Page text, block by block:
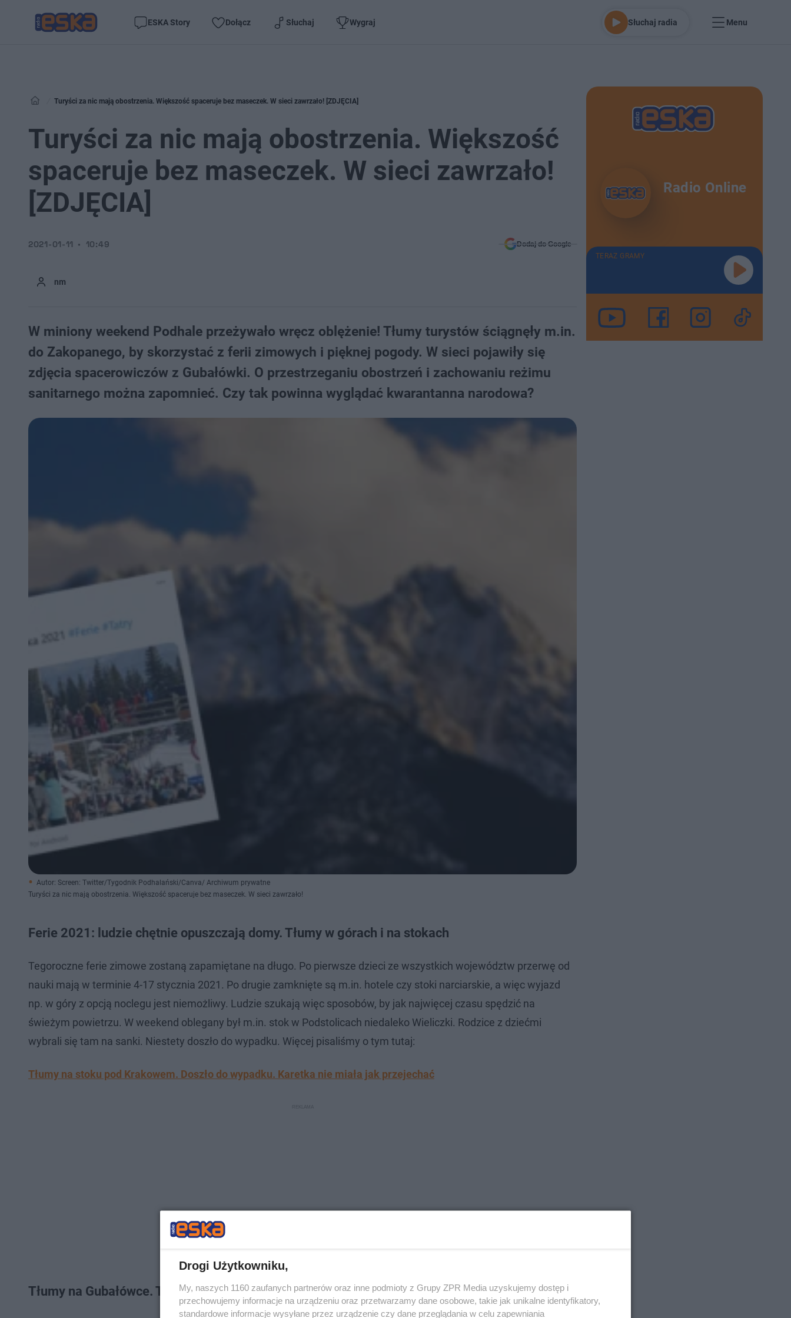
ESKA Story Dołącz Słuchaj Wygraj Słuchaj radia Menu
Turyści za nic mają obostrzenia. Większość spaceruje bez maseczek. W sieci zawrzało! [ZDJĘCIA]
Turyści za nic mają obostrzenia. Większość
spaceruje bez maseczek. W sieci zawrzało!
[ZDJĘCIA]
nm
2021-01-11 10:49 Dodaj do Google
W miniony weekend Podhale przeżywało wręcz oblężenie! Tłumy turystów ściągnęły m.in.
do Zakopanego, by skorzystać z ferii zimowych i pięknej pogody. W sieci pojawiły się
zdjęcia spacerowiczów z Gubałówki. O przestrzeganiu obostrzeń i zachowaniu reżimu
sanitarnego można zapomnieć. Czy tak powinna wyglądać kwarantanna narodowa?
Autor: Screen: Twitter/Tygodnik Podhalański/Canva/ Archiwum prywatne
Turyści za nic mają obostrzenia. Większość spaceruje bez maseczek. W sieci zawrzało!
Ferie 2021: ludzie chętnie opuszczają domy. Tłumy w górach i na stokach
Tegoroczne ferie zimowe zostaną zapamiętane na długo. Po pierwsze dzieci ze wszystkich województw przerwę od
nauki mają w terminie 4-17 stycznia 2021. Po drugie zamknięte są m.in. hotele czy stoki narciarskie, a więc wyjazd
np. w góry z opcją noclegu jest niemożliwy. Ludzie szukają więc sposobów, by jak najwięcej czasu spędzić na
świeżym powietrzu. W weekend oblegany był m.in. stok w Podstolicach niedaleko Wieliczki. Rodzice z dziećmi
wybrali się tam na sanki. Niestety doszło do wypadku. Więcej pisaliśmy o tym tutaj:
Tłumy na stoku pod Krakowem. Doszło do wypadku. Karetka nie miała jak przejechać
Tłumy na Gubałówce. Turyści nie przestrzegają reżimu sanitarnego
Radio Online
TERAZ GRAMY
Drogi Użytkowniku,
My, naszych 1160 zaufanych partnerów oraz inne podmioty z Grupy ZPR Media uzyskujemy dostęp i
przechowujemy informacje na urządzeniu oraz przetwarzamy dane osobowe, takie jak unikalne identyfikatory,
standardowe informacje wysyłane przez urządzenie czy dane przeglądania w celu zapewniania